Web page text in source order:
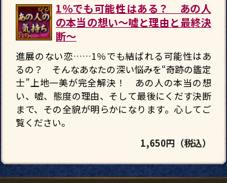
1％でも可能性はある？ あの人
の本当の想い〜嘘と理由と最終決
断〜
進展のない恋……1％でも結ばれる可能性はあ
るの？ そんなあなたの深い悩みを“奇跡の鑑定
士”上地一美が完全解決！ あの人の本当の想
い、嘘、態度の理由、そして最後にくだす決断
まで、その全貌が明らかになります。心してご
覧ください。
1,650円（税込）